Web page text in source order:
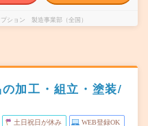
ション 製造事業部（全国）
の加工・組立・塗装/
土日祝日が休み WEB登録OK